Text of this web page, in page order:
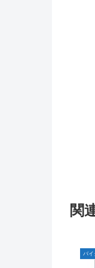
関
バ